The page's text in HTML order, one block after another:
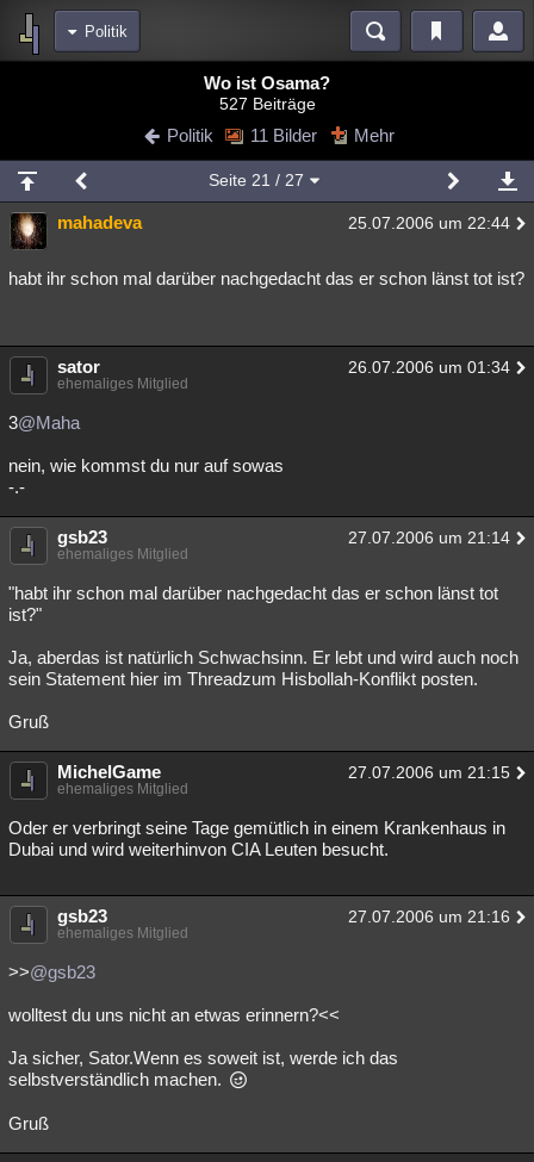
Politik
Blogs Videos
Chat Wiki Neuigkeiten
meine Rubriken
Menschen Wissenschaft Mystery Kriminalfälle
Spiritualität Verschwörungen Technologie Ufologie
weitere Rubriken
Philosophie Träume
Übersichten
Besucht Teilgenommen
Lesenswert
Wo ist Osama?
527 Beiträge
Politik 11 Bilder Mehr
Seite 21 / 27
mahadeva 25.07.2006 um 22:44
habt ihr schon mal darüber nachgedacht das er schon länst tot ist?
sator 26.07.2006 um 01:34
ehemaliges Mitglied
3@Maha
nein, wie kommst du nur auf sowas
-.-
gsb23 27.07.2006 um 21:14
ehemaliges Mitglied
"habt ihr schon mal darüber nachgedacht das er schon länst tot
ist?"
Ja, aberdas ist natürlich Schwachsinn. Er lebt und wird auch noch
sein Statement hier im Threadzum Hisbollah-Konflikt posten.
Gruß
MichelGame 27.07.2006 um 21:15
ehemaliges Mitglied
Oder er verbringt seine Tage gemütlich in einem Krankenhaus in
Dubai und wird weiterhinvon CIA Leuten besucht.
gsb23 27.07.2006 um 21:16
ehemaliges Mitglied
>>@gsb23
wolltest du uns nicht an etwas erinnern?<<
Ja sicher, Sator.Wenn es soweit ist, werde ich das
selbstverständlich machen.
Gruß